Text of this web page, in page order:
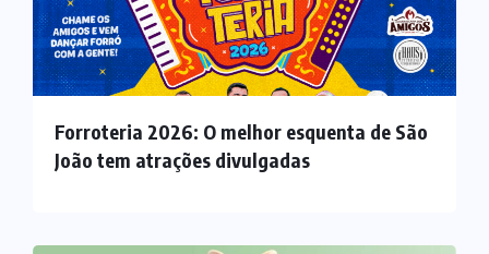
Forroteria 2026: O melhor esquenta de São
João tem atrações divulgadas